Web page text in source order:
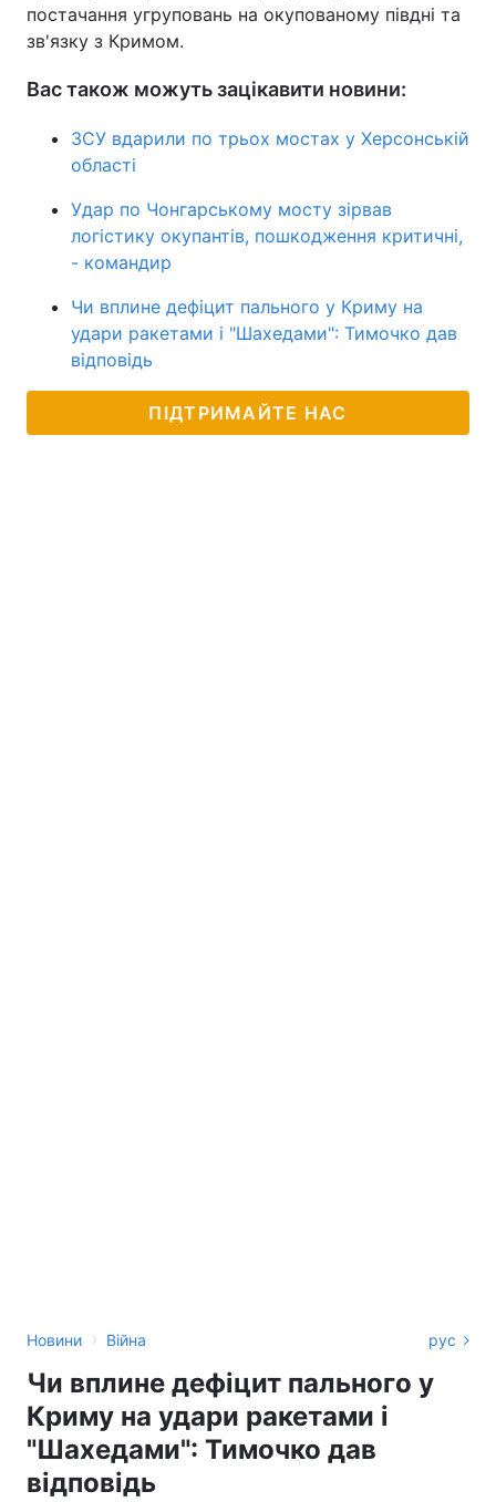
постачання угруповань на окупованому півдні та
зв'язку з Кримом.
Вас також можуть зацікавити новини:
ЗСУ вдарили по трьох мостах у Херсонській
області
Удар по Чонгарському мосту зірвав
логістику окупантів, пошкодження критичні,
- командир
Чи вплине дефіцит пального у Криму на
удари ракетами і "Шахедами": Тимочко дав
відповідь
ПІДТРИМАЙТЕ НАС
Новини › Війна рус
Чи вплине дефіцит пального у
Криму на удари ракетами і
"Шахедами": Тимочко дав
відповідь